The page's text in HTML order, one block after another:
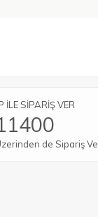
SİPARİŞ VER
de Sipariş